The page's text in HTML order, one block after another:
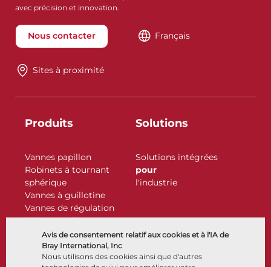
Avis de consentement relatif aux cookies et à l'IA de
Bray International, Inc
Nous utilisons des cookies ainsi que d'autres
avec précision et innovation.
Nous contacter Français
Sites à proximité
Produits
Vannes papillon
Robinets à tournant
sphérique
Vannes à guillotine
Vannes de régulation
Clapets antiretour
Actionneurs
Accessoires de contrôle
Cryogénique
Solutions
Solutions intégrées
pour
l'industrie